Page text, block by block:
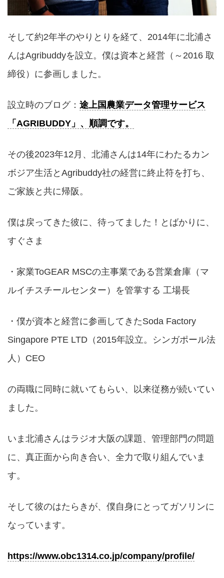
そして約2年半のやりとりを経て、2014年に北浦さ
んはAgribuddyを設立。僕は資本と経営（～2016 取
締役）に参画しました。
設立時のブログ： 途上国農業データ管理サービス
「AGRIBUDDY」、順調です。
その後2023年12月、北浦さんは14年にわたるカン
ボジア生活とAgribuddy社の経営に終止符を打ち、
ご家族と共に帰阪。
僕は戻ってきた彼に、待ってました！とばかりに、
すぐさま
・家業ToGEAR MSCの主事業である営業倉庫（マ
ルイチスチールセンター）を管掌する 工場長
・僕が資本と経営に参画してきたSoda Factory
Singapore PTE LTD（2015年設立。シンガポール法
人）CEO
の両職に同時に就いてもらい、以来従務が続いてい
ました。
いま北浦さんはラジオ大阪の課題、管理部門の問題
に、真正面から向き合い、全力で取り組んでいま
す。
そして彼のはたらきが、僕自身にとってガソリンに
なっています。
https://www.obc1314.co.jp/company/profile/